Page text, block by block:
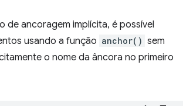
de ancoragem implícita, é possível
usando a função anchor() sem
o nome da âncora no primeiro